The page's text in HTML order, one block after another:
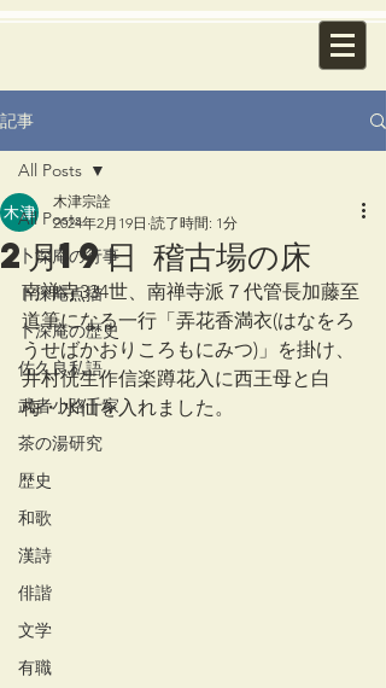
記事
All Posts
卜深庵の行事
卜深庵点描
卜深庵の歴史
佐久良私語
武者小路千家
茶の湯研究
歴史
和歌
漢詩
俳諧
文学
有職
All Posts
2月19日 稽古場の床
木津宗詮
2024年2月19日 読了時間: 1分
南禅寺334世、南禅寺派７代管長加藤至
道筆になる一行「弄花香満衣(はなをろ
うせばかおりころもにみつ)」を掛け、
井村侊生作信楽蹲花入に西王母と白
梅・水仙を入れました。